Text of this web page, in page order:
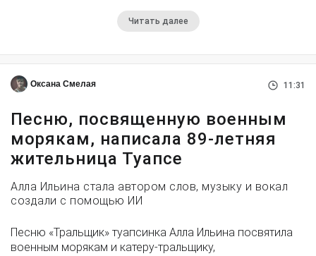
Читать далее
Оксана Смелая 11:31
Песню, посвященную военным
морякам, написала 89-летняя
жительница Туапсе
Алла Ильина стала автором слов, музыку и вокал
создали с помощью ИИ
Песню «Тральщик» туапсинка Алла Ильина посвятила
военным морякам и катеру-тральщику,